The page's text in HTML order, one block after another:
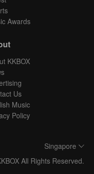
Awards
KKBOX
Us
Music
Policy
Singapore
All Rights Reserved.